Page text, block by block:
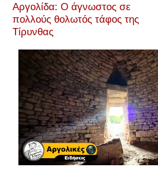
Αργολίδα: Ο άγνωστος σε
πολλούς θολωτός τάφος της
Τίρυνθας